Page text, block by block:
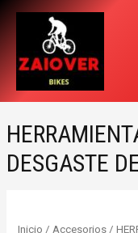
contenido
DESGASTE
Inicio / Accesorios /